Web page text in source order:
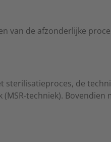
van de afzonderlijke
sterilisatieproces, de
techniek).